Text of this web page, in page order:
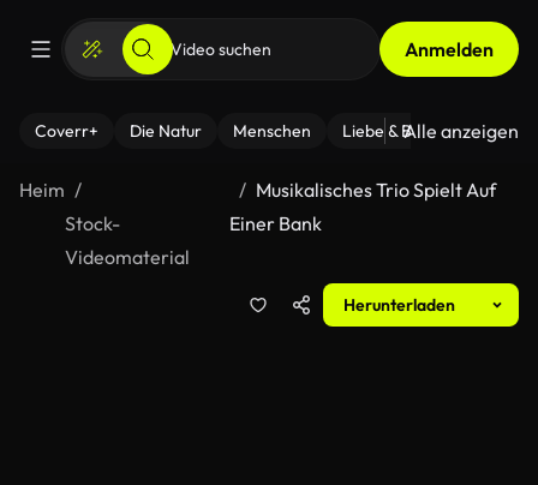
Anmelden
Coverr+ Die Natur Menschen Liebe & Beziehungen
Alle anzeigen
Heim
Stock-
Videomaterial
Musikalisches Trio Spielt Auf
Einer Bank
Herunterladen